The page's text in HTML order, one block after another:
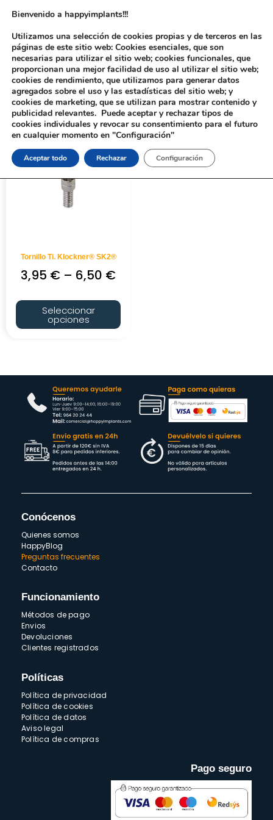
Inicio/ Productos etiquetados “315”
Tornillo Ti. Klockner® SK2®
3,95 € – 6,50 €
Seleccionar
opciones
Conócenos
Quienes somos
HappyBlog
Preguntas frecuentes
Contacto
Funcionamiento
Métodos de pago
Envios
Devoluciones
Clientes registrados
Políticas
Política de privacidad
Política de cookies
Política de datos
Aviso legal
Política de compras
Pago seguro
Bienvenido a happyimplants!!!
Utilizamos una selección de cookies propias y de terceros en las
páginas de este sitio web: Cookies esenciales, que son
necesarias para utilizar el sitio web; cookies funcionales, que
proporcionan una mejor facilidad de uso al utilizar el sitio web;
cookies de rendimiento, que utilizamos para generar datos
agregados sobre el uso y las estadísticas del sitio web; y
cookies de marketing, que se utilizan para mostrar contenido y
publicidad relevantes. Puede aceptar y rechazar tipos de
cookies individuales y revocar su consentimiento para el futuro
en cualquier momento en "Configuración"
Aceptar todo Rechazar Configuración